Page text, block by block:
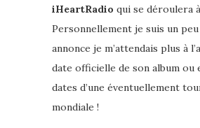
iHeartRadio qui se déroulera à
Personnellement je suis un
annonce je m’attendais plus à
date officielle de son album ou
dates d’une éventuellement
mondiale !